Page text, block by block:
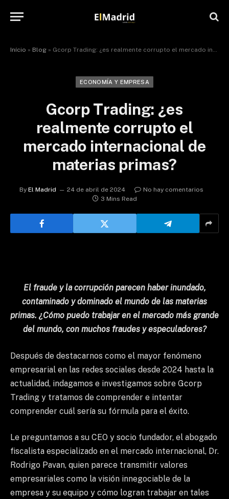
Início » Blog » Gcorp Trading: ¿es realmente corrupto el mercado internacional de materias primas?
ECONOMÍA Y EMPRESA
Gcorp Trading: ¿es
realmente corrupto el
mercado internacional de
materias primas?
By El Madrid 24 de abril de 2024
No hay comentarios
3 Mins Read
El fraude y la corrupción parecen haber inundado,
contaminado y dominado el mundo de las materias
primas. ¿Cómo puedo trabajar en el mercado más grande
del mundo, con muchos fraudes y especuladores?
Después de destacarnos como el mayor fenómeno
empresarial en las redes sociales desde 2024 hasta la
actualidad, indagamos e investigamos sobre Gcorp
Trading y tratamos de comprender e intentar
comprender cuál sería su fórmula para el éxito.
Le preguntamos a su CEO y socio fundador, el abogado
fiscalista especializado en el mercado internacional, Dr.
Rodrigo Pavan, quien parece transmitir valores
empresariales como la visión innegociable de la
empresa y su equipo y cómo logran trabajar en tales